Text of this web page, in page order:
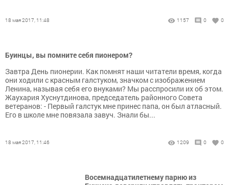
18 мая 2017, 11:48 1157 0 0
Буинцы, вы помните себя пионером?
Завтра День пионерии. Как помнят наши читатели время, когда
они ходили с красным галстуком, значком с изображением
Ленина, называя себя его внуками? Мы расспросили их об этом.
Жаухария Хуснутдинова, председатель районного Совета
ветеранов: - Первый галстук мне принес папа, он был атласный.
Его в школе мне повязала завуч. Знали бы...
18 мая 2017, 11:46 1209 0 0
Восемнадцатилетнему парню из